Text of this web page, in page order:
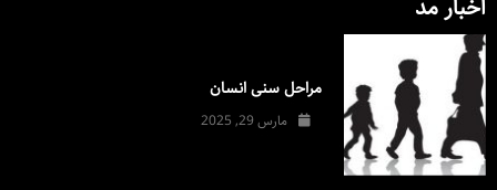
اخبار مد
مراحل سنی انسان
مارس 29, 2025